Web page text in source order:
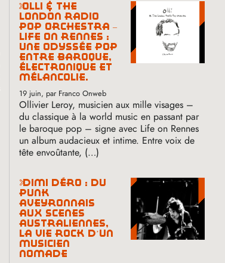
olli & the
london radio
pop orchestra –
life on rennes :
une odyssée pop
entre baroque,
électronique et
mélancolie.
19 juin, par Franco Onweb
Ollivier Leroy, musicien aux mille visages –
du classique à la world music en passant par
le baroque pop – signe avec Life on Rennes
un album audacieux et intime. Entre voix de
tête envoûtante, (…)
dimi déro : du
punk
aveyronnais
aux scènes
australiennes,
la vie rock d’un
musicien
nomade